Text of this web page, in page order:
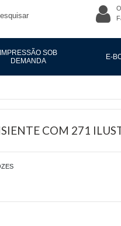
IMPRESSÃO SOB
DEMANDA
E-
COM 271